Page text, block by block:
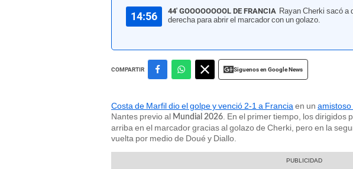
14:56 44' GOOOOOOOOL DE FRANCIA Rayan Cherki sacó a
derecha para abrir el marcador con un golazo.
COMPARTIR Siguenos en Google News
Costa de Marfil dio el golpe y venció 2-1 a Franciaen un
Nantes previo al Mundial 2026. En el primer tiempo, los dirigidos
arriba en el marcador gracias al golazo de Cherki, pero en la
vuelta por medio de Doué y Diallo.